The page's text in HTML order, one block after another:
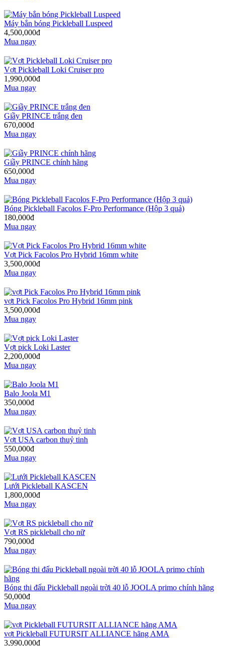
Máy bắn bóng Pickleball Luspeed
4,500,000đ
Mua ngay
Vợt Pickleball Loki Cruiser pro
1,990,000đ
Mua ngay
Giầy PRINCE trắng đen
670,000đ
Mua ngay
Giầy PRINCE chính hãng
650,000đ
Mua ngay
Bóng Pickleball Facolos F-Pro Performance (Hộp 3 quả)
180,000đ
Mua ngay
Vợt Pick Facolos Pro Hybrid 16mm white
3,500,000đ
Mua ngay
vợt Pick Facolos Pro Hybrid 16mm pink
3,500,000đ
Mua ngay
Vợt pick Loki Laster
2,200,000đ
Mua ngay
Balo Joola M1
350,000đ
Mua ngay
Vợt USA carbon thuỷ tinh
550,000đ
Mua ngay
Lưới Pickleball KASCEN
1,800,000đ
Mua ngay
Vợt RS pickleball cho nữ
790,000đ
Mua ngay
Bóng thi đấu Pickleball ngoài trời 40 lỗ JOOLA primo chính hãng
50,000đ
Mua ngay
vợt Pickleball FUTURSIT ALLIANCE hãng AMA
3,990,000đ